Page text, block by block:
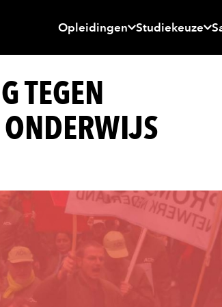
Opleidingen Studiekeuze
TEGEN